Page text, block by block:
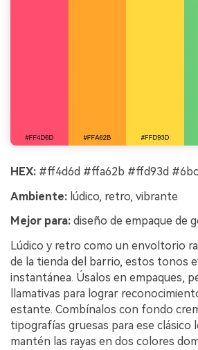
HEX: #ff4d6d #ffa62b #ffd93d
Ambiente: lúdico, retro, vibrante
Mejor para: diseño de empaque de
Lúdico y retro como un envoltorio
de la tienda del barrio, estos tonos
instantánea. Úsalos en empaques,
llamativas para lograr
estante. Combínalos con fondo
tipografías gruesas para ese clásico
mantén las rayas en dos colores